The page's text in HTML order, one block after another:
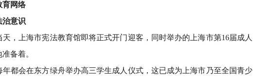
育网络
治意识
上海市宪法教育馆即将正式开门迎客，同时举办的上海市第16届成人
备着。
会在东方绿舟举办高三学生成人仪式，这已成为上海市乃至全国青少